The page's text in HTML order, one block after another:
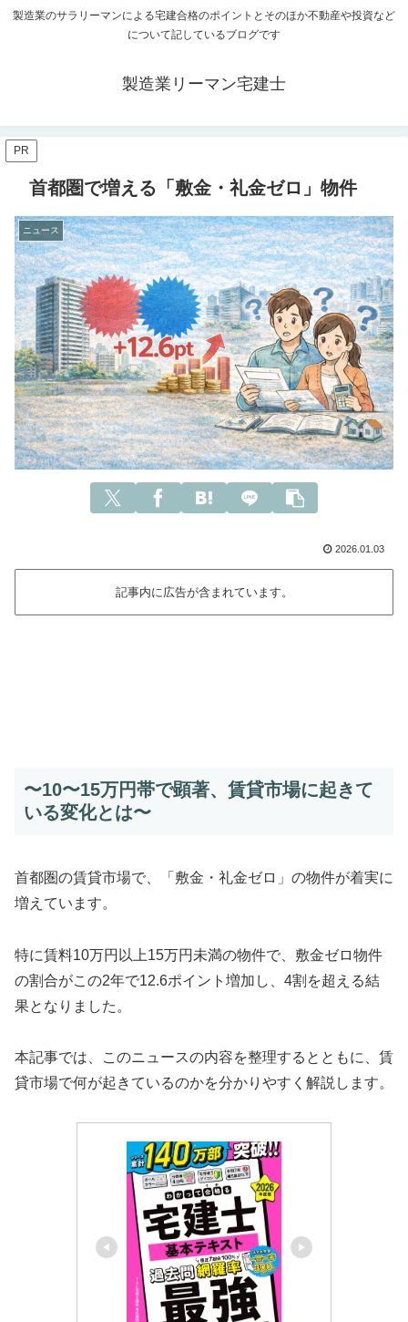
製造業のサラリーマンによる宅建合格のポイントとそのほか不動産や投資など
について記しているブログです
製造業リーマン宅建士
PR
首都圏で増える「敷金・礼金ゼロ」物件
ニュース
2026.01.03
記事内に広告が含まれています。
〜10〜15万円帯で顕著、賃貸市場に起きて
いる変化とは〜
首都圏の賃貸市場で、「敷金・礼金ゼロ」の物件が着実に
増えています。
特に賃料10万円以上15万円未満の物件で、敷金ゼロ物件
の割合がこの2年で12.6ポイント増加し、4割を超える結
果となりました。
本記事では、このニュースの内容を整理するとともに、賃
貸市場で何が起きているのかを分かりやすく解説します。